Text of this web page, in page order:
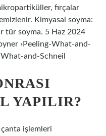
fırçalar
Kimyasal soyma:
tür soyma. 5 Haz 2024
›Peeling-What-and-
and-Schneil
YAPILIR?
çanta işlemleri